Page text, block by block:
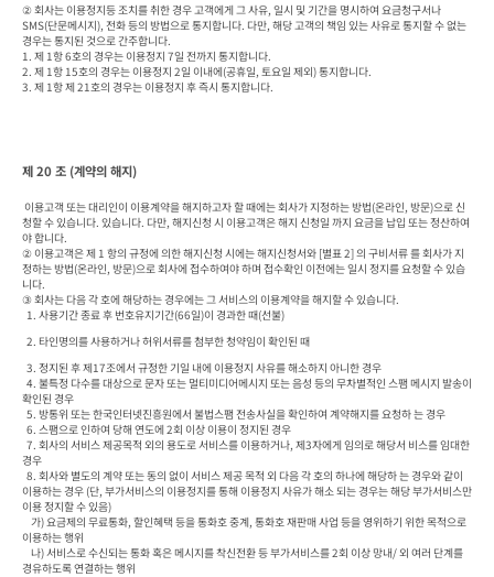
② 회사는 이용정지등 조치를 취한 경우 고객에게 그 사유, 일시 및 기간을 명시하여 요금청구서나
SMS(단문메시지), 전화 등의 방법으로 통지합니다. 다만, 해당 고객의 책임 있는 사유로 통지할 수 없는
경우는 통지된 것으로 간주합니다.
1. 제 1항 6호의 경우는 이용정지 7일 전까지 통지합니다.
2. 제 1항 15호의 경우는 이용정지 2일 이내에(공휴일, 토요일 제외) 통지합니다.
3. 제 1항 제 21호의 경우는 이용정지 후 즉시 통지합니다.
제 20 조 (계약의 해지)
청할 수 있습니다. 있습니다. 다만, 해지신청 시 이용고객은 해지 신청일 까지 요금을 납입 또는 정산하여
야 합니다.
② 이용고객은 제 1 항의 규정에 의한 해지신청 시에는 해지신청서와 [별표 2] 의 구비서류 를 회사가 지
정하는 방법(온라인, 방문)으로 회사에 접수하여야 하며 접수확인 이전에는 일시 정지를 요청할 수 있습
니다.
③ 회사는 다음 각 호에 해당하는 경우에는 그 서비스의 이용계약을 해지할 수 있습니다.
  1. 사용기간 종료 후 번호유지기간(66일)이 경과한 때(선불)
  2. 타인명의를 사용하거나 허위서류를 첨부한 청약임이 확인된 때
확인된 경우
경우
이용하는 경우 (단, 부가서비스의 이용정지를 통해 이용정지 사유가 해소 되는 경우는 해당 부가서비스만
이용 정지할 수 있음)
이용하는 행위
경유하도록 연결하는 행위